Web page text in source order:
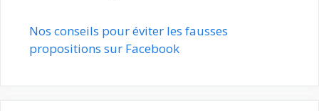
Nos conseils pour éviter les fausses
propositions sur Facebook